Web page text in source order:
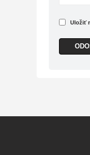
Uložiť